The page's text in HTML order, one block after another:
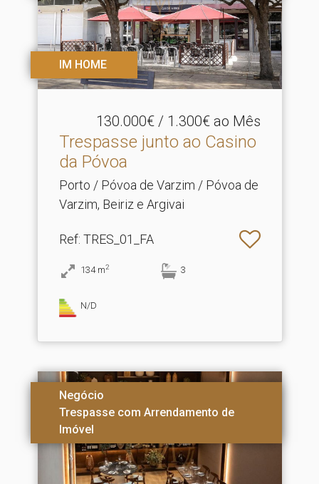
IM HOME
130.000€ / 1.300€ ao Mês
Trespasse junto ao Casino
da Póvoa
Porto / Póvoa de Varzim / Póvoa de
Varzim, Beiriz e Argivai
Ref: TRES_01_FA
134 m2 3
N/D
Negócio
Trespasse com Arrendamento de
Imóvel